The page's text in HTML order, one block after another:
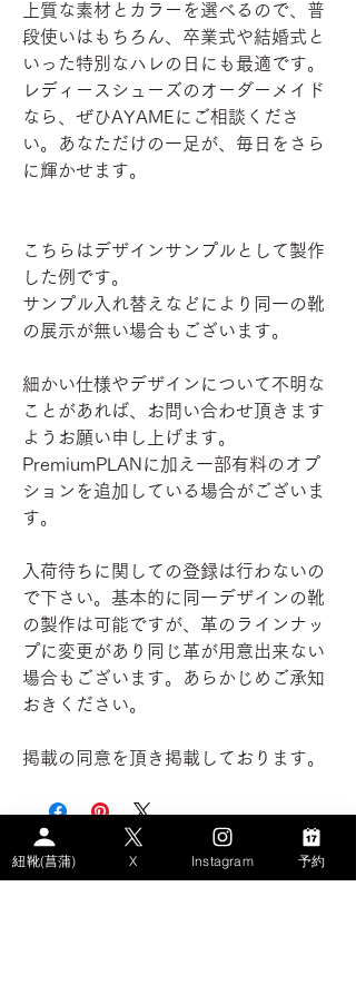
上質な素材とカラーを選べるので、普
段使いはもちろん、卒業式や結婚式と
いった特別なハレの日にも最適です。
レディースシューズのオーダーメイド
なら、ぜひAYAMEにご相談くださ
い。あなただけの一足が、毎日をさら
に輝かせます。
こちらはデザインサンプルとして製作
した例です。
サンプル入れ替えなどにより同一の靴
の展示が無い場合もございます。
細かい仕様やデザインについて不明な
ことがあれば、お問い合わせ頂きます
ようお願い申し上げます。
PremiumPLANに加え一部有料のオプ
ションを追加している場合がございま
す。
入荷待ちに関しての登録は行わないの
で下さい。基本的に同一デザインの靴
の製作は可能ですが、革のラインナッ
プに変更があり同じ革が用意出来ない
場合もございます。あらかじめご承知
おきください。
掲載の同意を頂き掲載しております。
※金額はサブスクの月額料金です
紐靴(菖蒲) X Instagram 予約